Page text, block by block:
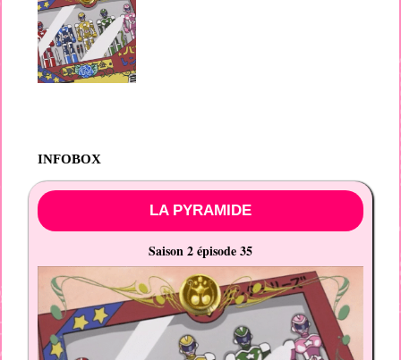
INFOBOX
LA PYRAMIDE
Saison 2 épisode 35